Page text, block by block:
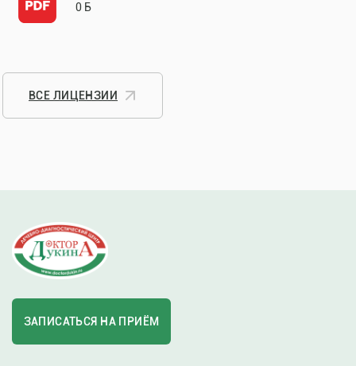
0 Б
ВСЕ ЛИЦЕНЗИИ
ЗАПИСАТЬСЯ НА ПРИЁМ